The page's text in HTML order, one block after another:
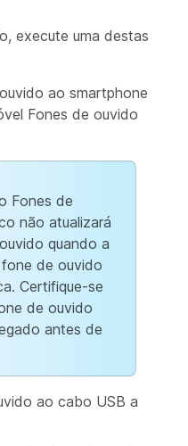
execute uma destas
ao smartphone
Fones de ouvido
Fones de
não atualizará
quando a
de ouvido
Certifique-se
de ouvido
antes de
ao cabo USB a